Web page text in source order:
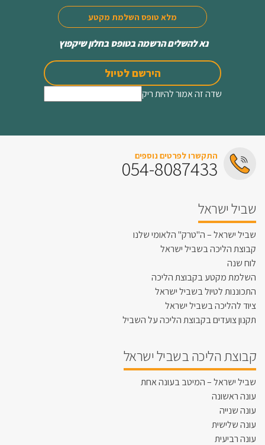
מלא טופס השלמת מקטע
נא להשלים הרשמה בטופס בחלון שיקפוץ
הירשם לטיול
שדה זה אמור להיות ריק
התקשרו לפרטים נוספים
054-8087433
שביל ישראל
שביל ישראל – ה"טרק" הלאומי שלנו
קבוצת הליכה בשביל ישראל
לוח שנה
השלמת מקטע בקבוצת הליכה
התכוננות לטיול בשביל ישראל
ציוד להליכה בשביל ישראל
תקנון צועדים בקבוצת הליכה על השביל
קבוצת הליכה בשביל ישראל
שביל ישראל – המיטב בעונה אחת
עונה ראשונה
עונה שנייה
עונה שלישית
עונה רביעית